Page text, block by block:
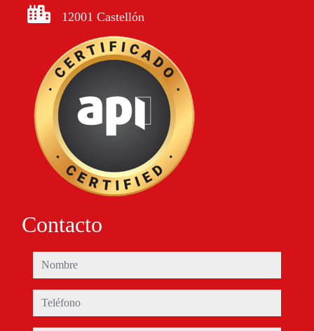
12001 Castellón
Contacto
nombre
teléfono